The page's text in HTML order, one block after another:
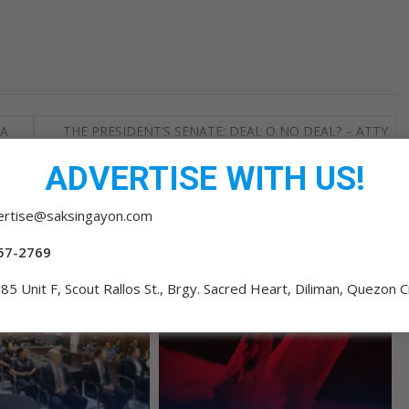
THE PRESIDENT’S SENATE: DEAL O NO DEAL? – ATTY.
ADVERTISE WITH US!
2769
Unit F, Scout Rallos St., Brgy. Sacred Heart, Diliman, Quezon